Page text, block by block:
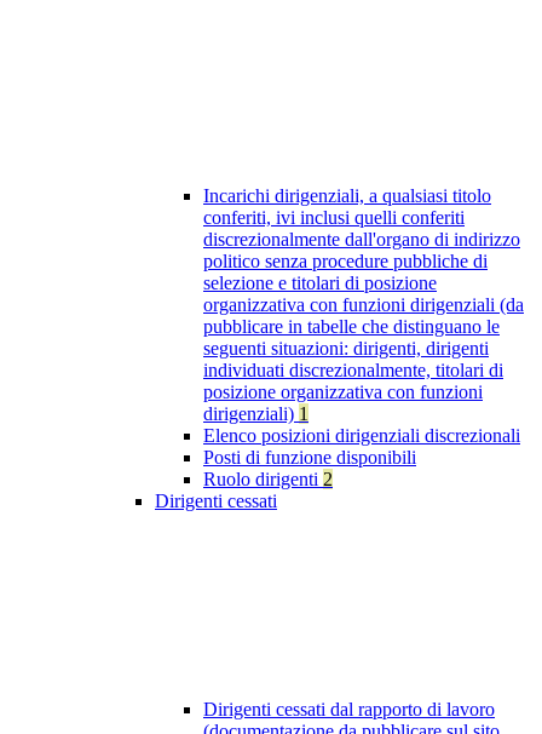
Incarichi dirigenziali, a qualsiasi titolo
conferiti, ivi inclusi quelli conferiti
discrezionalmente dall'organo di indirizzo
politico senza procedure pubbliche di
selezione e titolari di posizione
organizzativa con funzioni dirigenziali (da
pubblicare in tabelle che distinguano le
seguenti situazioni: dirigenti, dirigenti
individuati discrezionalmente, titolari di
posizione organizzativa con funzioni
dirigenziali) 1
Elenco posizioni dirigenziali discrezionali
Posti di funzione disponibili
Ruolo dirigenti 2
Dirigenti cessati
Dirigenti cessati dal rapporto di lavoro